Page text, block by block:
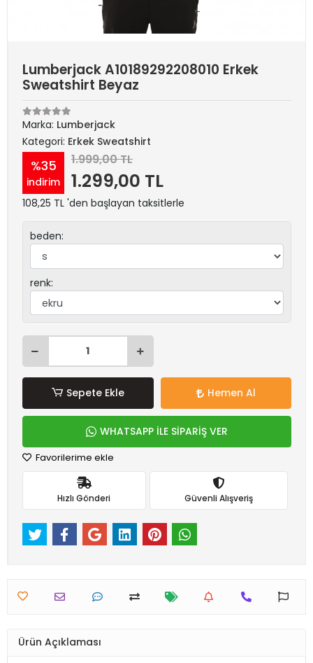
Lumberjack A10189292208010 Erkek
Sweatshirt Beyaz
Marka: Lumberjack
Kategori: Erkek Sweatshirt
%35
indirim
1.999,00 TL
1.299,00 TL
108,25 TL 'den başlayan taksitlerle
beden:
renk:
Sepete Ekle Hemen Al
WHATSAPP İLE SİPARİŞ VER
Favorilerime ekle
Hızlı Gönderi Güvenli Alışveriş
Ürün Açıklaması